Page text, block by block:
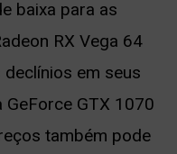
baixa para as
RX Vega 64
em seus
GTX 1070
também pode